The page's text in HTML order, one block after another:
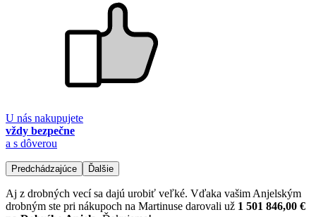
U nás nakupujete
vždy bezpečne
a s dôverou
Predchádzajúce Ďalšie
Aj z drobných vecí sa dajú urobiť veľké. Vďaka vašim Anjelským
drobným ste pri nákupoch na Martinuse darovali už 1 501 846,00 €